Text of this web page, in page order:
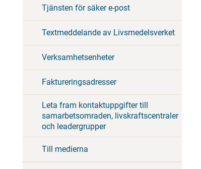
Tjänsten för säker e-post
Textmeddelande av Livsmedelsverket
Verksamhetsenheter
Faktureringsadresser
Leta fram kontaktuppgifter till
samarbetsomraden, livskraftscentraler
och leadergrupper
Till medierna